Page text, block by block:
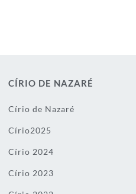
CÍRIO DE NAZARÉ
Círio de Nazaré
Círio2025
Círio 2024
Círio 2023